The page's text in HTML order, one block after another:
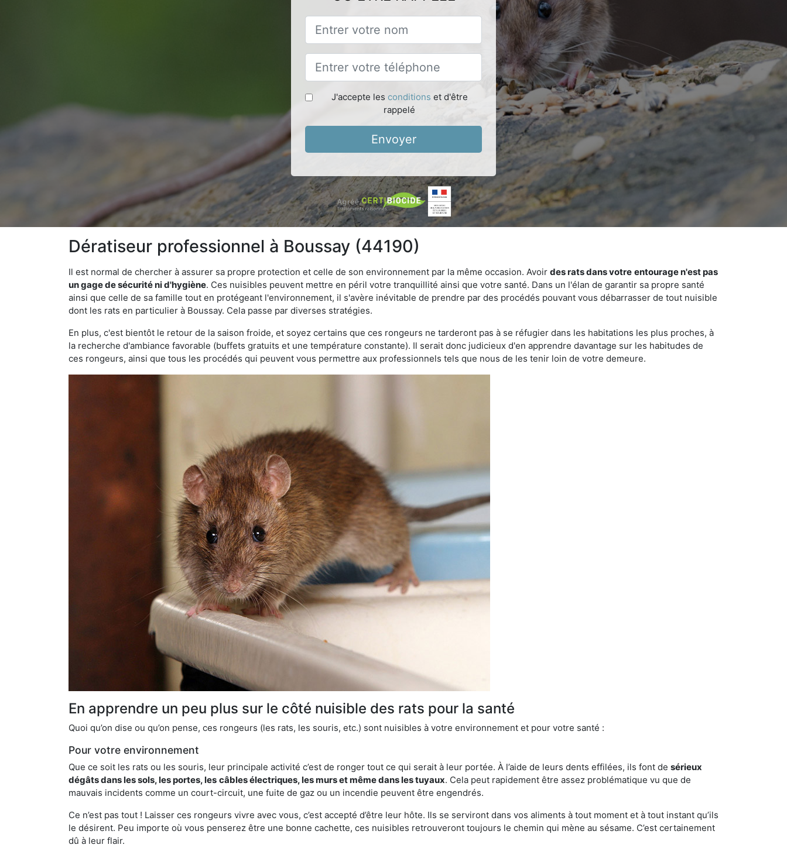
J'accepte les conditions et d'être
rappelé
Envoyer
Dératiseur professionnel à Boussay (44190)
Il est normal de chercher à assurer sa propre protection et celle de son environnement par la même occasion. Avoir des rats dans votre entourage n'est pas
un gage de sécurité ni d'hygiène. Ces nuisibles peuvent mettre en péril votre tranquillité ainsi que votre santé. Dans un l'élan de garantir sa propre santé
ainsi que celle de sa famille tout en protégeant l'environnement, il s'avère inévitable de prendre par des procédés pouvant vous débarrasser de tout nuisible
dont les rats en particulier à Boussay. Cela passe par diverses stratégies.
En plus, c'est bientôt le retour de la saison froide, et soyez certains que ces rongeurs ne tarderont pas à se réfugier dans les habitations les plus proches, à
la recherche d'ambiance favorable (buffets gratuits et une température constante). Il serait donc judicieux d'en apprendre davantage sur les habitudes de
ces rongeurs, ainsi que tous les procédés qui peuvent vous permettre aux professionnels tels que nous de les tenir loin de votre demeure.
En apprendre un peu plus sur le côté nuisible des rats pour la santé
Quoi qu’on dise ou qu’on pense, ces rongeurs (les rats, les souris, etc.) sont nuisibles à votre environnement et pour votre santé :
Pour votre environnement
Que ce soit les rats ou les souris, leur principale activité c’est de ronger tout ce qui serait à leur portée. À l’aide de leurs dents effilées, ils font de sérieux
dégâts dans les sols, les portes, les câbles électriques, les murs et même dans les tuyaux. Cela peut rapidement être assez problématique vu que de
mauvais incidents comme un court-circuit, une fuite de gaz ou un incendie peuvent être engendrés.
Ce n’est pas tout ! Laisser ces rongeurs vivre avec vous, c’est accepté d’être leur hôte. Ils se serviront dans vos aliments à tout moment et à tout instant qu’ils
le désirent. Peu importe où vous penserez être une bonne cachette, ces nuisibles retrouveront toujours le chemin qui mène au sésame. C’est certainement
dû à leur flair.